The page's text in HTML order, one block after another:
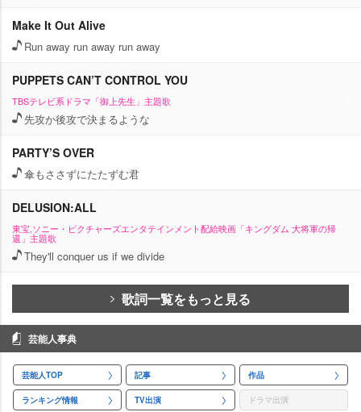
Make It Out Alive
Run away run away run away
PUPPETS CAN’T CONTROL YOU
TBSテレビ系ドラマ「御上先生」主題歌
先攻か後攻で決まるような
PARTY’S OVER
傘もささずにたたずむ君
DELUSION:ALL
東宝,ソニー・ピクチャーズエンタテインメント配給映画「キングダム 大将軍の帰
還」主題歌
They'll conquer us if we divide
歌詞一覧をもっと見る
芸能人事典
芸能人TOP 記事 作品
ランキング情報 TV出演 ドラマ出演